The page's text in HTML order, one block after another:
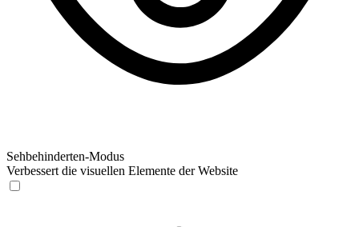
Sehbehinderten-Modus
Verbessert die visuellen Elemente der Website